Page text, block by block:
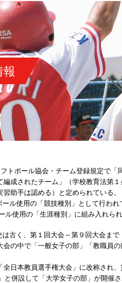
報
トボール協会・チーム登録規定で「
編成されたチーム」（学校教育法第
助手は認める）と定められている。
ル使用の「競技種別」として行われ
ル使用の「生涯種別」に組み入れられ
古く、第１回大会～第９回大会まで
の中で「一般女子の部」「教職員
日本教員選手権大会」に改称され
併設して「大学女子の部」が開催さ